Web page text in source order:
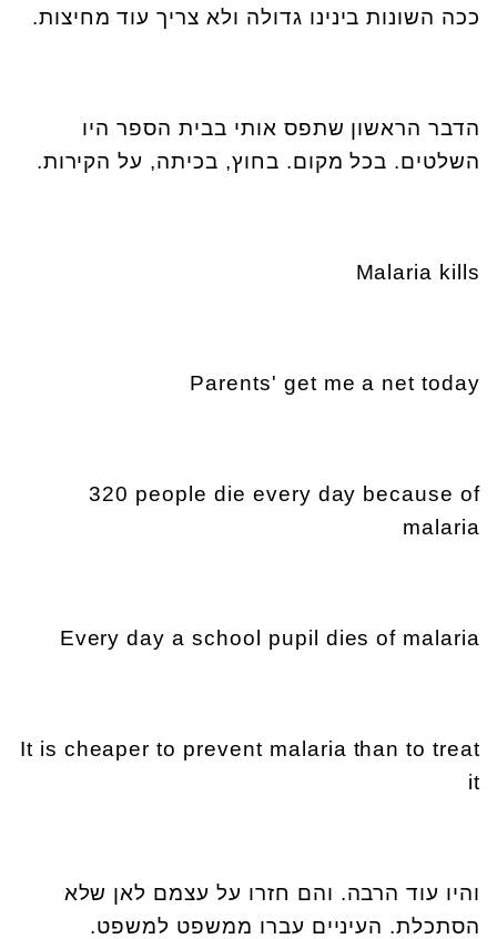
ככה השונות בינינו גדולה ולא צריך עוד מחיצות.
הדבר הראשון שתפס אותי בבית הספר היו
השלטים. בכל מקום. בחוץ, בכיתה, על הקירות.
Malaria kills
Parents' get me a net today
320 people die every day because of
malaria
Every day a school pupil dies of malaria
It is cheaper to prevent malaria than to treat
it
והיו עוד הרבה. והם חזרו על עצמם לאן שלא
הסתכלת. העיניים עברו ממשפט למשפט.